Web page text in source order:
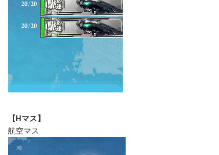
【Hマス】
航空マス